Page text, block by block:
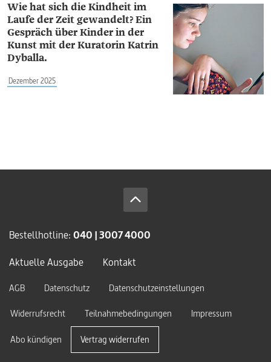
Wie hat sich die Kindheit im
Laufe der Zeit gewandelt? Ein
Gespräch über Kinder in der
Kunst mit der Kuratorin Katrin
Dyballa.
Dezember 2025
Bestellhotline: 040 | 3007 4000
Aktuelle Ausgabe
Kontakt
AGB Datenschutz
Datenschutzeinstellungen
Widerrufsrecht
Teilnahmebedingungen Impressum
Abo kündigen Vertrag widerrufen